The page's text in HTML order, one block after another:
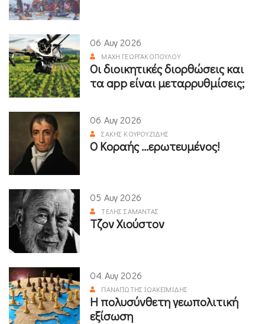
06 Αυγ 2026
ΜΆΧΗ ΓΕΩΡΓΑΚΟΠΟΎΛΟΥ
Οι διοικητικές διορθώσεις και
τα app είναι μεταρρυθμίσεις;
06 Αυγ 2026
ΣΆΚΗΣ ΚΟΥΡΟΥΖΊΔΗΣ
Ο Κοραής ...ερωτευμένος!
05 Αυγ 2026
ΤΈΛΗΣ ΣΑΜΑΝΤΆΣ
Τζον Χιούστον
04 Αυγ 2026
ΠΑΝΑΓΙΏΤΗΣ ΙΩΑΚΕΙΜΊΔΗΣ
Η πολυσύνθετη γεωπολιτική
εξίσωση